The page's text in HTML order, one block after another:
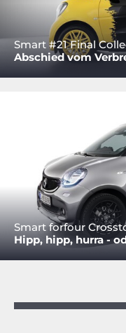
Smart #21 Final
Abschied vom
Smart forfour
Hipp, hipp, hurra -